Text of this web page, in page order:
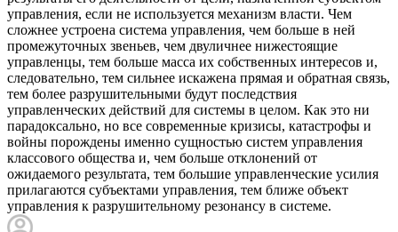
управления, если не используется механизм власти. Чем
сложнее устроена система управления, чем больше в ней
промежуточных звеньев, чем двуличнее нижестоящие
управленцы, тем больше масса их собственных интересов и,
следовательно, тем сильнее искажена прямая и обратная связь,
тем более разрушительными будут последствия
управленческих действий для системы в целом. Как это ни
парадоксально, но все современные кризисы, катастрофы и
войны порождены именно сущностью систем управления
классового общества и, чем больше отклонений от
ожидаемого результата, тем большие управленческие усилия
прилагаются субъектами управления, тем ближе объект
управления к разрушительному резонансу в системе.